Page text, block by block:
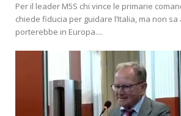
Per il leader M5S chi vince le primarie
chiede fiducia per guidare l’Italia, ma non
porterebbe in Europa....